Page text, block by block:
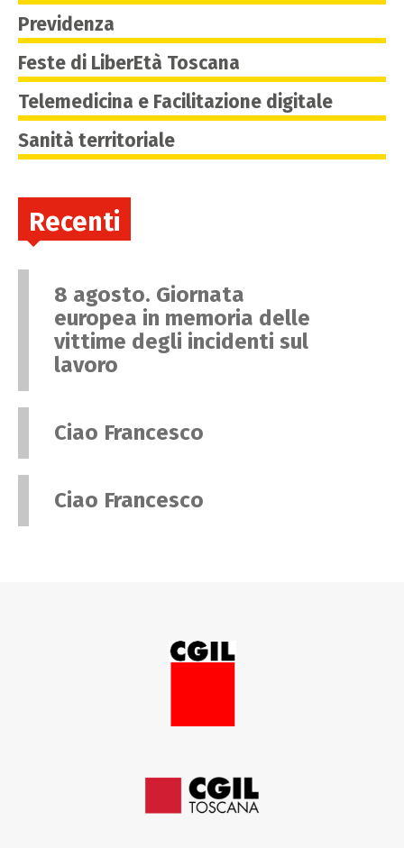
Previdenza
Feste di LiberEtà Toscana
Telemedicina e Facilitazione digitale
Sanità territoriale
Recenti
8 agosto. Giornata
europea in memoria delle
vittime degli incidenti sul
lavoro
Ciao Francesco
Ciao Francesco